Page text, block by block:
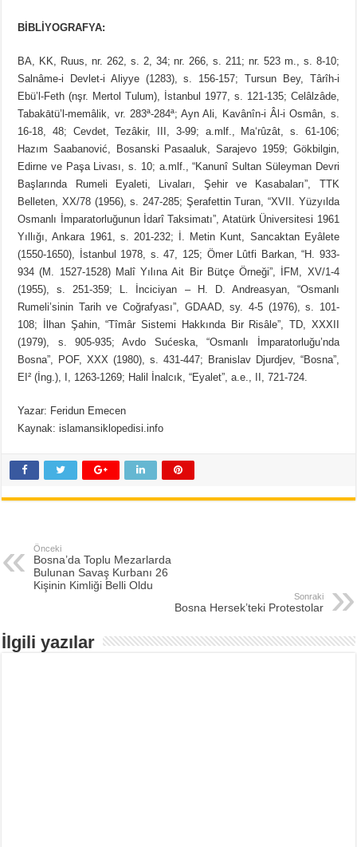
BİBLİYOGRAFYA:
BA, KK, Ruus, nr. 262, s. 2, 34; nr. 266, s. 211; nr. 523 m., s. 8-10;
Salnâme-i Devlet-i Aliyye (1283), s. 156-157; Tursun Bey, Târîh-i
Ebü’l-Feth (nşr. Mertol Tulum), İstanbul 1977, s. 121-135; Celâlzâde,
Tabakātü’l-memâlik, vr. 283ª-284ª; Ayn Ali, Kavânîn-i Âl-i Osmân, s.
16-18, 48; Cevdet, Tezâkir, III, 3-99; a.mlf., Ma‘rûzât, s. 61-106;
Hazım Saabanović, Bosanski Pasaaluk, Sarajevo 1959; Gökbilgin,
Edirne ve Paşa Livası, s. 10; a.mlf., “Kanunî Sultan Süleyman Devri
Başlarında Rumeli Eyaleti, Livaları, Şehir ve Kasabaları”, TTK
Belleten, XX/78 (1956), s. 247-285; Şerafettin Turan, “XVII. Yüzyılda
Osmanlı İmparatorluğunun İdarî Taksimatı”, Atatürk Üniversitesi 1961
Yıllığı, Ankara 1961, s. 201-232; İ. Metin Kunt, Sancaktan Eyâlete
(1550-1650), İstanbul 1978, s. 47, 125; Ömer Lûtfi Barkan, “H. 933-
934 (M. 1527-1528) Malî Yılına Ait Bir Bütçe Örneği”, İFM, XV/1-4
(1955), s. 251-359; L. İnciciyan – H. D. Andreasyan, “Osmanlı
Rumeli’sinin Tarih ve Coğrafyası”, GDAAD, sy. 4-5 (1976), s. 101-
108; İlhan Şahin, “Tîmâr Sistemi Hakkında Bir Risâle”, TD, XXXII
(1979), s. 905-935; Avdo Sućeska, “Osmanlı İmparatorluğu’nda
Bosna”, POF, XXX (1980), s. 431-447; Branislav Djurdjev, “Bosna”,
EI² (İng.), I, 1263-1269; Halil İnalcık, “Eyalet”, a.e., II, 721-724.
Yazar: Feridun Emecen
Kaynak: islamansiklopedisi.info
Önceki
Bosna’da Toplu Mezarlarda
Bulunan Savaş Kurbanı 26
Kişinin Kimliği Belli Oldu
Sonraki
Bosna Hersek’teki Protestolar
İlgili yazılar